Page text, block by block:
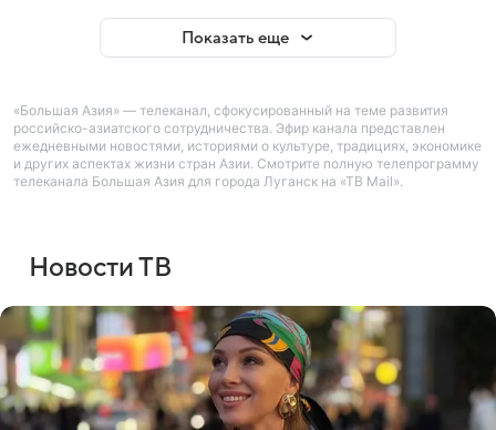
Показать еще
«Большая Азия» — телеканал, сфокусированный на теме развития
российско-азиатского сотрудничества. Эфир канала представлен
ежедневными новостями, историями о культуре, традициях, экономике
и других аспектах жизни стран Азии. Смотрите полную телепрограмму
телеканала Большая Азия для города Луганск на «ТВ Mail».
Новости ТВ